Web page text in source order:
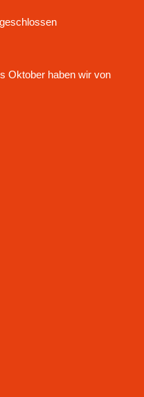
Oktober haben wir von